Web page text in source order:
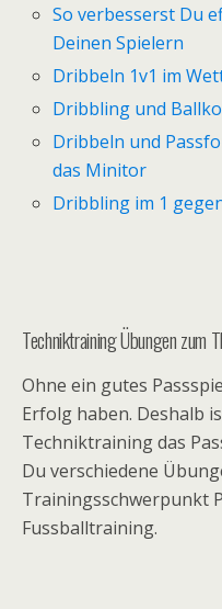
So verbesserst Du
Deinen Spielern
Dribbeln 1v1 im
Dribbling und
Dribbeln und
das Minitor
Dribbling im 1
Techniktraining Übungen zum
Ohne ein gutes
Erfolg haben. Deshalb
Techniktraining das
Du verschiedene
Trainingsschwerpunkt
Fussballtraining.